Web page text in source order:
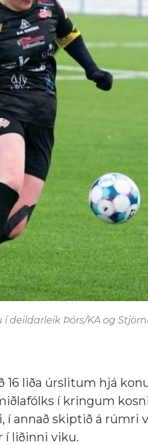
Þórs/KA og
liða úrslitum hjá
í kringum
annað skiptið á rúmri
í liðinni viku.